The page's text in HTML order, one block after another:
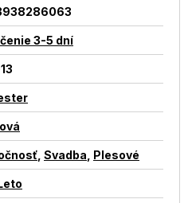
3-5 dní
Svadba Plesové